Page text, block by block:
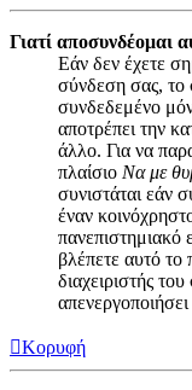
Γιατί αποσυνδέομαι
Εάν δεν έχετε
σύνδεση σας, το
συνδεδεμένο
αποτρέπει την
άλλο. Για να
πλαίσιο Να με
συνιστάται εάν
έναν
πανεπιστημιακό
βλέπετε αυτό το
διαχειριστής
Κορυφή